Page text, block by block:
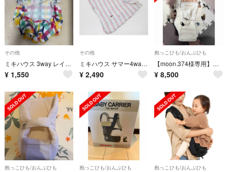
その他
ミキハウス 3way レインケープ 抱っこ紐 ベビーカー 雨具 ギンガムチェック
¥ 1,550
その他
ミキハウス サマー4wayキャリーケープ キッズ 男児 女児 白系【中古】【ネット限定】【新入荷!】▽
¥ 2,490
抱っこひも/おんぶひも
【moon.374様専用】MIKI HOUSE ファーストベビーキャリア
¥ 8,500
抱っこひも/おんぶひも 抱っこひも/おんぶひも 抱っこひも/おんぶひも